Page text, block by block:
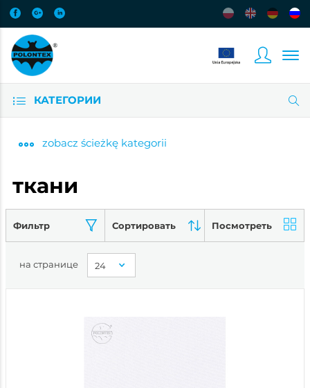
КАТЕГОРИИ
zobacz ścieżkę kategorii
ткани
Фильтр Сортировать Посмотреть
на странице